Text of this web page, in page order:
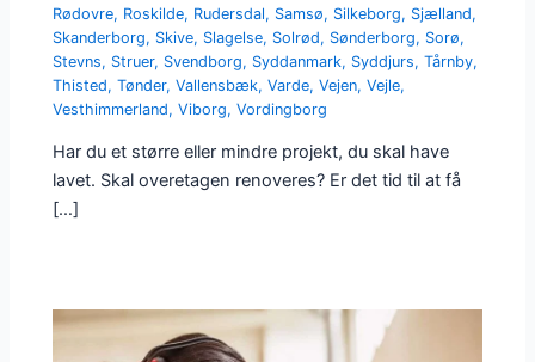
Rødovre, Roskilde, Rudersdal, Samsø, Silkeborg, Sjælland,
Skanderborg, Skive, Slagelse, Solrød, Sønderborg, Sorø,
Stevns, Struer, Svendborg, Syddanmark, Syddjurs,Tårnby,
Thisted,Tønder,Vallensbæk,Varde,Vejen,Vejle,
Vesthimmerland,Viborg,Vordingborg
Har du et større eller mindre projekt, du skal have
lavet. Skal overetagen renoveres? Er det tid til at få
[…]